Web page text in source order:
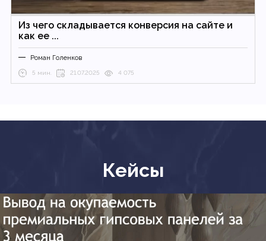
Из чего складывается конверсия на сайте и
как ее ...
Роман Голенков
5 мин. 21.07.2025 4 075
Кейсы